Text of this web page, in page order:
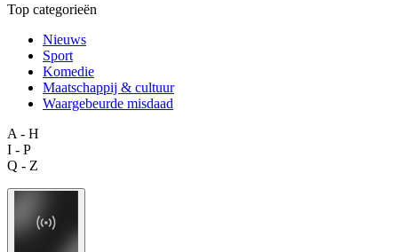
Top categorieën
Nieuws
Sport
Komedie
Maatschappij & cultuur
Waargebeurde misdaad
A - H
I - P
Q - Z